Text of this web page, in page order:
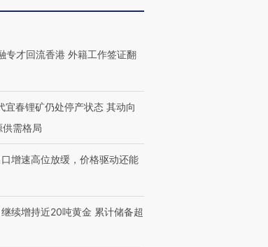
专才回流香港 外籍工作签证翻
宜春锂矿仍处停产状态 其动向
需格局
增速高位放缓，价格驱动还能
续增持近20吨黄金 累计储备超